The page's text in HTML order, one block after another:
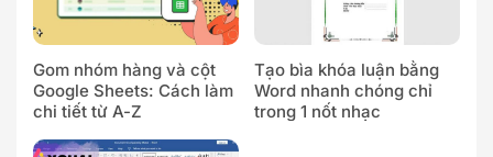
Gom nhóm hàng và cột
Google Sheets: Cách làm
chi tiết từ A-Z
Tạo bìa khóa luận bằng
Word nhanh chóng chỉ
trong 1 nốt nhạc